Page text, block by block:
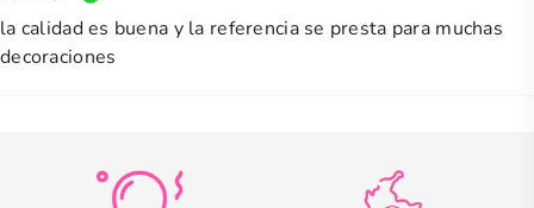
la calidad es buena y la referencia se presta para muchas
decoraciones